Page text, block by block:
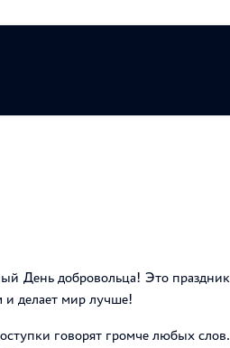
День добровольца! Это праздник
и делает мир лучше!
говорят громче любых слов.